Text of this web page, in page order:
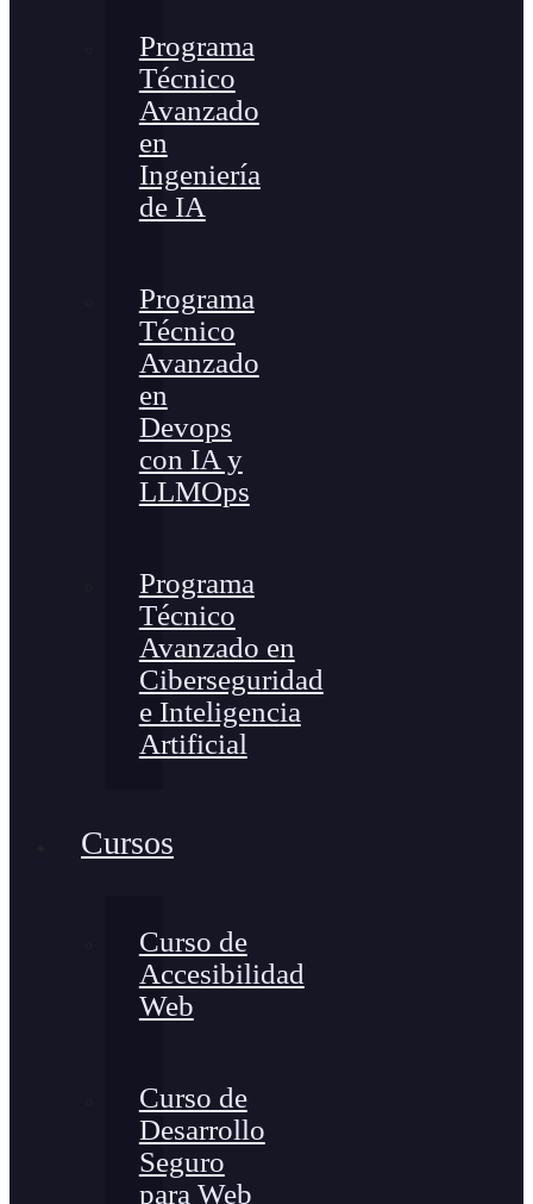
Programa
Técnico
Avanzado
en
Ingeniería
de IA
Programa
Técnico
Avanzado
en
Devops
con IA y
LLMOps
Programa
Técnico
Avanzado en
Ciberseguridad
e Inteligencia
Artificial
Cursos
Curso de
Accesibilidad
Web
Curso de
Desarrollo
Seguro
para Web